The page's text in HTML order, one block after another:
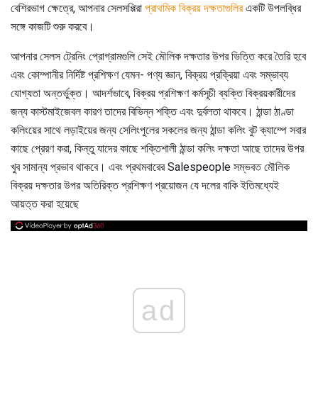
বেশিরভাগ ক্ষেত্রে, আপনার সেলসপ্পিরা প্রাথমিক বিক্রয় দক্ষতাগুলিরএকটি উপলব্ধির
সঙ্গে কাজটি শুরু করবে।
আপনার সেলস ট্রেনিং প্রোগ্রামগুলি সেই মৌলিক দক্ষতার উপর ভিত্তি করে তৈরি হবে
এবং কোম্পানীর নির্দিষ্ট প্রশিক্ষণ যেমন- পণ্য জ্ঞান, বিক্রয় প্রক্রিয়া এবং সম্ভাব্য
যোগ্যতা অন্তর্ভুক্ত। আদর্শভাবে, বিক্রয় প্রশিক্ষণ কর্মসূচী ব্যক্তি বিক্রয়কারীদের
জন্য কাস্টমাইজেবল কারণ তাদের বিভিন্ন শক্তি এবং দুর্বলতা থাকবে। ঠান্ডা ঠাণ্ডা
কলিংয়ের সাথে লড়াইয়ের জন্য সেলিংপুলের সকলের জন্য ঠান্ডা কলিং বুট ক্যাম্পে সবার
কাছে প্রেরণ করা, কিন্তু যাদের কাছে শক্তিশালী ঠান্ডা কলিং দক্ষতা আছে তাদের উপর
খুব সামান্য প্রভাব থাকবে। এবং প্রথমবারের Salespeople সম্ভবত মৌলিক
বিক্রয় দক্ষতার উপর অতিরিক্ত প্রশিক্ষণ প্রয়োজন যে দলের বাকি ইতিমধ্যেই
আয়ত্ত করা হয়েছে
ad